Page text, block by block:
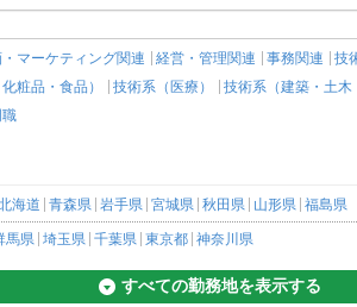
マーケティング関連 経営・管理関連 事務関連
技
粧品・食品）
技術系（医療）
技術系（建築・土木
海道 青森県 岩手県 宮城県 秋田県 山形県 福島県
馬県 埼玉県 千葉県 東京都 神奈川県
すべての勤務地を表示する